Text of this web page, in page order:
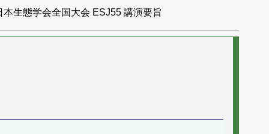
本生態学会全国大会 ESJ55 講演要旨